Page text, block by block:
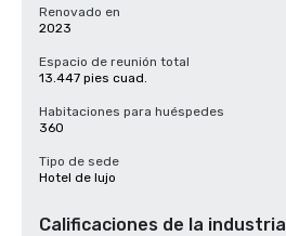
Renovado en
2023
Espacio de reunión total
13.447 pies cuad.
Habitaciones para huéspedes
360
Tipo de sede
Hotel de lujo
Calificaciones de la industria